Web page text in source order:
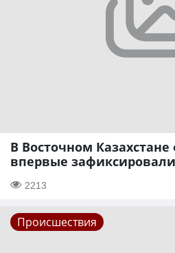
В Восточном
впервые
2213
Происшествия